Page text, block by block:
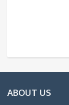
ABOUT US